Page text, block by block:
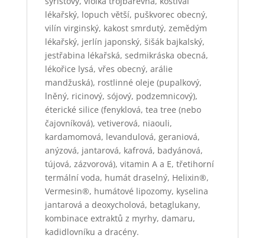
lékařský, lopuch větší, puškvorec obecný,
vilín virginský, kakost smrdutý, zemědým
lékařský, jerlín japonský, šišák bajkalský,
jestřabina lékařská, sedmikráska obecná,
lékořice lysá, vřes obecný, arálie
mandžuská), rostlinné oleje (pupalkový,
lněný, ricinový, sójový, podzemnicový),
éterické silice (fenyklová, tea tree (nebo
čajovníková), vetiverová, niaouli,
kardamomová, levandulová, geraniová,
anýzová, jantarová, kafrová, badyánová,
tújová, zázvorová), vitamin A a E, třetihorní
termální voda, humát draselný, Helixin®,
Vermesin®, humátové lipozomy, kyselina
jantarová a deoxycholová, betaglukany,
kombinace extraktů z myrhy, damaru,
kadidlovníku a dracény.